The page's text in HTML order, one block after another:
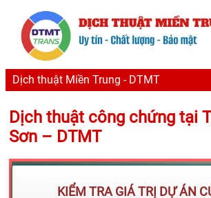
Dịch thuật Miền Trung - DTMT
Dịch thuật công chứng tại
Sơn – DTMT
KIỂM TRA GIÁ TRỊ DỰ ÁN